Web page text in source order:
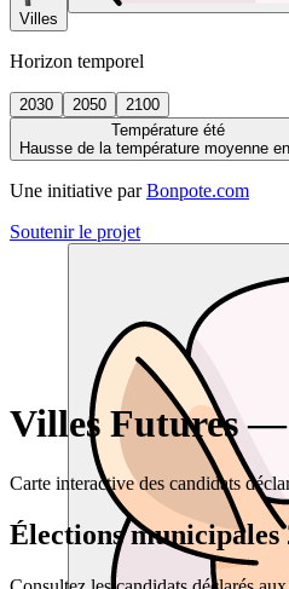
Villes
Horizon temporel
2030 2050
2100
Température été
Hausse de la température moyenne
Une initiative par Bonpote.com
Soutenir le projet
Villes Futures —
Carte interactive des candidats
Élections municipales